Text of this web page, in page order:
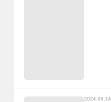
2024.06.14